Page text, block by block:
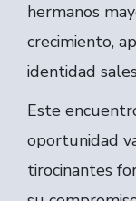
hermanos
crecimiento,
identidad
Este
oportunidad
tirocinantes